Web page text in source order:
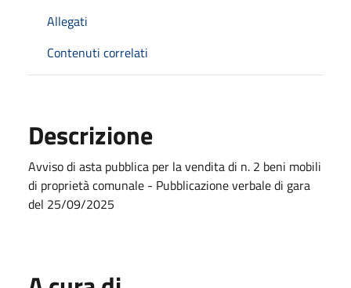
Allegati
Contenuti correlati
Descrizione
Avviso di asta pubblica per la vendita di n. 2 beni mobili
di proprietà comunale - Pubblicazione verbale di gara
del 25/09/2025